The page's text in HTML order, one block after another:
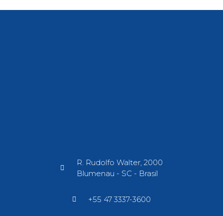
R. Rudolfo Walter, 2000
Blumenau - SC - Brasil​
+55 47 3337-3600